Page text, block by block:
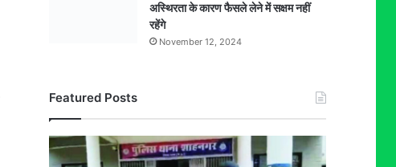
अस्थिरता के कारण फैसले लेने में सक्षम नहीं
रहेंगे
November 12, 2024
Featured Posts
विवाद
के